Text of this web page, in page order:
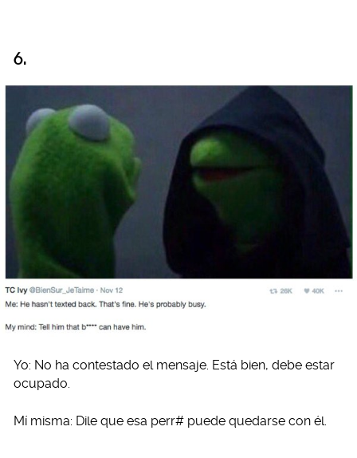
6.
Yo: No ha contestado el mensaje. Está bien, debe estar
ocupado.
Mí misma: Dile que esa perr# puede quedarse con él.